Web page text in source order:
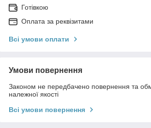
Готівкою
Оплата за реквізитами
Всі умови оплати
Умови повернення
Законом не передбачено повернення та
належної якості
Всі умови повернення